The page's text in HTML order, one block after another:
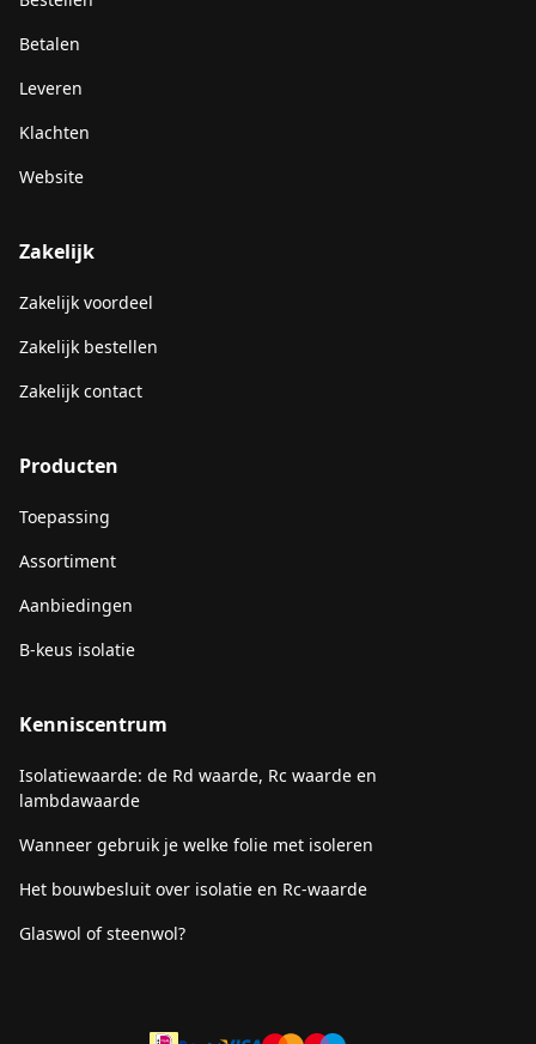
Betalen
Leveren
Klachten
Website
Zakelijk
Zakelijk voordeel
Zakelijk bestellen
Zakelijk contact
Producten
Toepassing
Assortiment
Aanbiedingen
B-keus isolatie
Kenniscentrum
Isolatiewaarde: de Rd waarde, Rc waarde en
lambdawaarde
Wanneer gebruik je welke folie met isoleren
Het bouwbesluit over isolatie en Rc-waarde
Glaswol of steenwol?